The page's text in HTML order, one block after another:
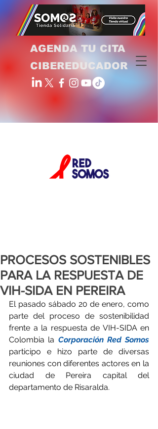
AGENDA TU CITA
CIBEREDUCADOR
PROCESOS SOSTENIBLES
PARA LA RESPUESTA DE
VIH-SIDA EN PEREIRA
El pasado sábado 20 de enero, como
parte del proceso de sostenibilidad
frente a la respuesta de VIH-SIDA en
Colombia la Corporación Red Somos
participo e hizo parte de diversas
reuniones con diferentes actores en la
ciudad de Pereira capital del
departamento de Risaralda.